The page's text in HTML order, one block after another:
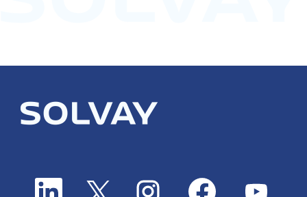
O O O
p
O
p p